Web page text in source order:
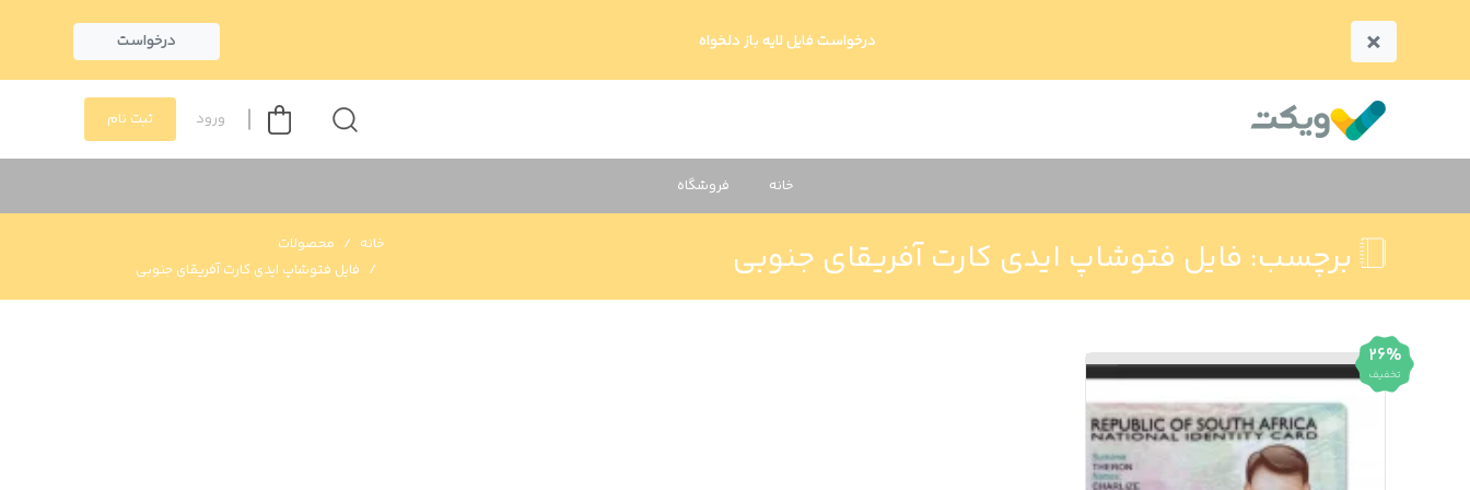
× درخواست فایل لایه باز دلخواه درخواست
ورود ثبت نام
خانه فروشگاه
برچسب: فایل فتوشاپ ایدی کارت آفریقای جنوبی خانه
محصولات
فایل فتوشاپ ایدی کارت آفریقای جنوبی
26%
تخفیف